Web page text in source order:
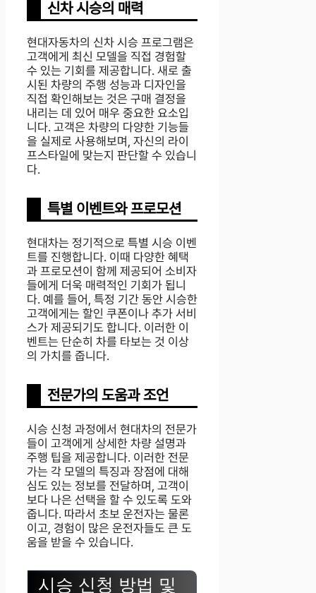
신차 시승의 매력
현대자동차의 신차 시승 프로그램은
고객에게 최신 모델을 직접 경험할
수 있는 기회를 제공합니다. 새로 출
시된 차량의 주행 성능과 디자인을
직접 확인해보는 것은 구매 결정을
내리는 데 있어 매우 중요한 요소입
니다. 고객은 차량의 다양한 기능들
을 실제로 사용해보며, 자신의 라이
프스타일에 맞는지 판단할 수 있습니
다.
특별 이벤트와 프로모션
현대차는 정기적으로 특별 시승 이벤
트를 진행합니다. 이때 다양한 혜택
과 프로모션이 함께 제공되어 소비자
들에게 더욱 매력적인 기회가 됩니
다. 예를 들어, 특정 기간 동안 시승한
고객에게는 할인 쿠폰이나 추가 서비
스가 제공되기도 합니다. 이러한 이
벤트는 단순히 차를 타보는 것 이상
의 가치를 줍니다.
전문가의 도움과 조언
시승 신청 과정에서 현대차의 전문가
들이 고객에게 상세한 차량 설명과
주행 팁을 제공합니다. 이러한 전문
가는 각 모델의 특징과 장점에 대해
심도 있는 정보를 전달하며, 고객이
보다 나은 선택을 할 수 있도록 도와
줍니다. 따라서 초보 운전자는 물론
이고, 경험이 많은 운전자들도 큰 도
움을 받을 수 있습니다.
시승 신청 방법 및